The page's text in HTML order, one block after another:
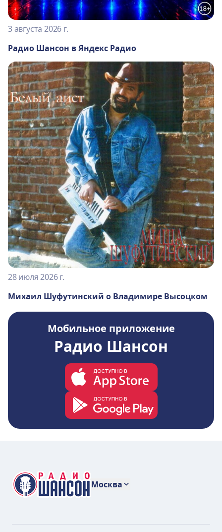
3 августа 2026 г.
Радио Шансон в Яндекс Радио
28 июля 2026 г.
Михаил Шуфутинский о Владимире Высоцком
Мобильное приложение
Радио Шансон
Москва